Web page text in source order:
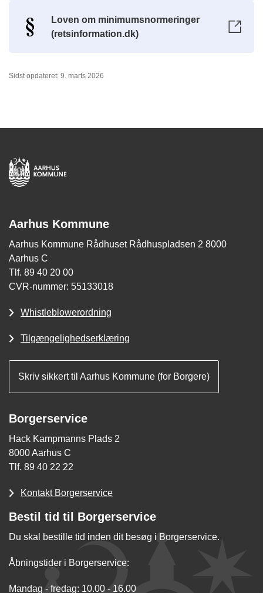
Loven om minimumsnormeringer
(retsinformation.dk)
Sidst opdateret: 9. marts 2026
Aarhus Kommune
Aarhus Kommune Rådhuset Rådhuspladsen 2 8000
Aarhus C
Tlf. 89 40 20 00
CVR-nummer: 55133018
Whistleblowerordning
Tilgængelighedserklæring
Skriv sikkert til Aarhus Kommune (for Borgere)
Borgerservice
Hack Kampmanns Plads 2
8000 Aarhus C
Tlf. 89 40 22 22
Kontakt Borgerservice
Bestil tid til Borgerservice
Du skal bestille tid inden dit besøg i Borgerservice.
Åbningstider i Borgerservice:
Mandag - fredag: 10.00 - 16.00